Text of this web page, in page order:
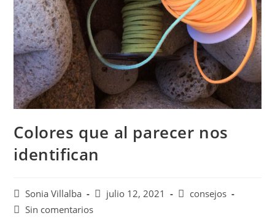
Colores que al parecer nos
identifican
Sonia Villalba julio 12, 2021
consejos
Sin comentarios